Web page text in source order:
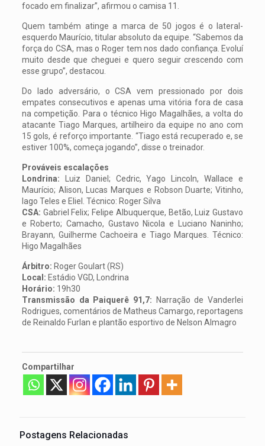
focado em finalizar”, afirmou o camisa 11.
Quem também atinge a marca de 50 jogos é o lateral-
esquerdo Maurício, titular absoluto da equipe. “Sabemos da
força do CSA, mas o Roger tem nos dado confiança. Evoluí
muito desde que cheguei e quero seguir crescendo com
esse grupo”, destacou.
Do lado adversário, o CSA vem pressionado por dois
empates consecutivos e apenas uma vitória fora de casa
na competição. Para o técnico Higo Magalhães, a volta do
atacante Tiago Marques, artilheiro da equipe no ano com
15 gols, é reforço importante. “Tiago está recuperado e, se
estiver 100%, começa jogando”, disse o treinador.
Prováveis escalações
Londrina: Luiz Daniel; Cedric, Yago Lincoln, Wallace e
Maurício; Alison, Lucas Marques e Robson Duarte; Vitinho,
Iago Teles e Eliel. Técnico: Roger Silva
CSA: Gabriel Felix; Felipe Albuquerque, Betão, Luiz Gustavo
e Roberto; Camacho, Gustavo Nicola e Luciano Naninho;
Brayann, Guilherme Cachoeira e Tiago Marques. Técnico:
Higo Magalhães
Árbitro: Roger Goulart (RS)
Local: Estádio VGD, Londrina
Horário: 19h30
Transmissão da Paiquerê 91,7: Narração de Vanderlei
Rodrigues, comentários de Matheus Camargo, reportagens
de Reinaldo Furlan e plantão esportivo de Nelson Almagro
Compartilhar
Postagens Relacionadas